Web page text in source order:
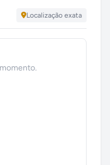
Localização exata